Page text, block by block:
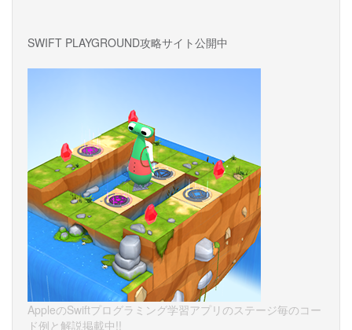
SWIFT PLAYGROUND攻略サイト公開中
AppleのSwiftプログラミング学習アプリのステージ毎のコー
ド例と解説掲載中!!